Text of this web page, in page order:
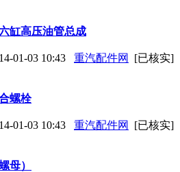
缸高压油管总成
01-03 10:43 重汽配件网 [已核实]
螺栓
01-03 10:43 重汽配件网 [已核实]
母）